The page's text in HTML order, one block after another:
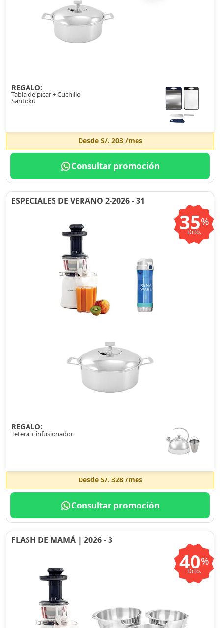
REGALO:
Tabla de picar + Cuchillo
Santoku
Desde S/. 203/mes
Consultar promoción
ESPECIALES DE VERANO 2-2026 - 31
35%
Dcto.
REGALO:
Tetera + infusionador
Desde S/. 328/mes
Consultar promoción
FLASH DE MAMÁ | 2026 - 3
40%
Dcto.